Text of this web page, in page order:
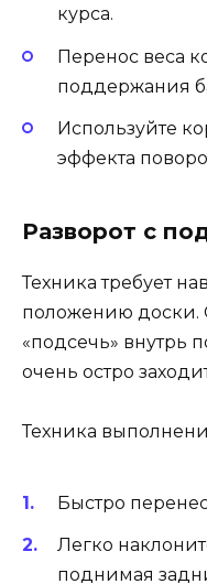
курса.
Перенос веса
поддержания
Используйте
эффекта
Разворот с
Техника требует
положению доски.
«подсечь» внутрь
очень остро
Техника
Быстро
Легко
поднимая